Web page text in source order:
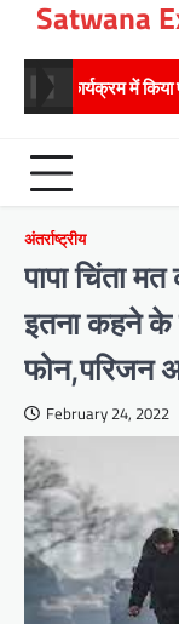
content
Satwana
में किया
अंतर्राष्ट्रीय
पापा चिंता
इतना कहने के
फोन,परिजन
February 24, 2022